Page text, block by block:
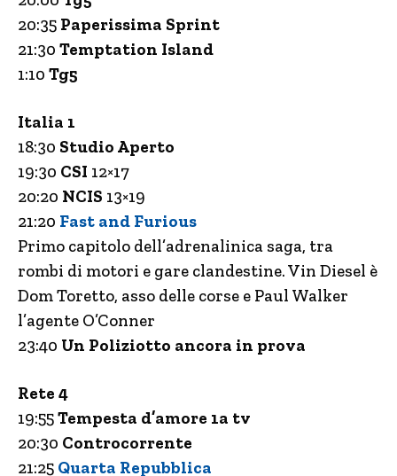
20:35 Paperissima Sprint
21:30 Temptation Island
1:10 Tg5
Italia 1
18:30 Studio Aperto
19:30 CSI 12×17
20:20 NCIS 13×19
21:20 Fast and Furious
Primo capitolo dell’adrenalinica saga, tra
rombi di motori e gare clandestine. Vin Diesel è
Dom Toretto, asso delle corse e Paul Walker
l’agente O’Conner
23:40 Un Poliziotto ancora in prova
Rete 4
19:55Tempesta d’amore 1a tv
20:30 Controcorrente
21:25 Quarta Repubblica